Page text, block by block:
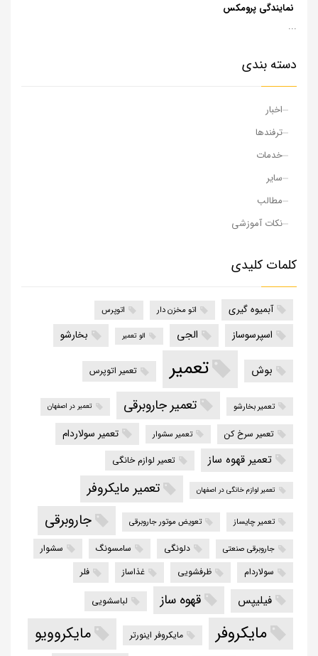
نمایندگی پرومکس
...
دسته بندی
اخبار
ترفندها
خدمات
سایر
مطالب
نکات آموزشی
کلمات کلیدی
آبمیوه گیری اتو مخزن دار اتوپرس
اسپرسوساز الجی الو تعمیر بخارشو
بوش تعمیر تعمیر اتوپرس
تعمیر بخارشو تعمیر جاروبرقی تعمیر در اصفهان
تعمیر سرخ کن تعمیر سشوار تعمیر سولاردام
تعمیر قهوه ساز تعمیر لوازم خانگی
تعمیر لوازم خانگی در اصفهان تعمیر مایکروفر
تعمیر چایساز تعویض موتور جاروبرقی جاروبرقی
جاروبرقی صنعتی دلونگی سامسونگ
سشوار
سولاردام
ظرفشویی غذاساز فلر
فیلیپس قهوه ساز لباسشویی
مایکروفر مایکروفر اینورتر مایکروویو